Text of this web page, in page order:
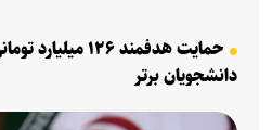
حمایت هدفمند ۱۲۶
دانشجویان برتر